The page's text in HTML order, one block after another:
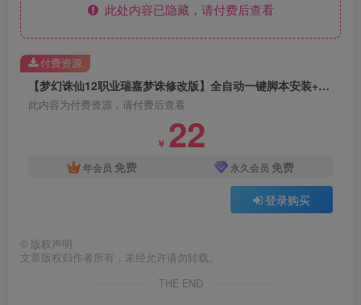
此处内容已隐藏，请付费后查看
【梦幻诛仙12职业瑞嘉梦诛修改版】全自动一键脚本安装+在线安装+亲测双端+java后台
此内容为付费资源，请付费后查看
￥ 22
年会员 免费 永久会员 免费
登录购买
付费资源
© 版权声明
文章版权归作者所有，未经允许请勿转载。
THE END